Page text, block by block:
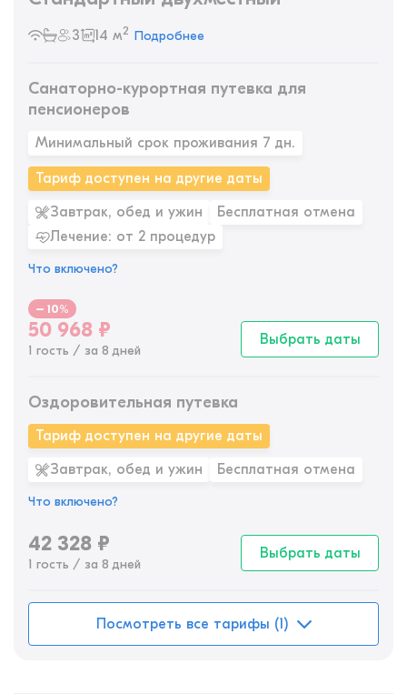
3 14 м2 Подробнее
Санаторно-курортная путевка для
пенсионеров
Минимальный срок проживания 7 дн.
Тариф доступен на другие даты
Завтрак, обед и ужин
Бесплатная отмена
Лечение: от 2 процедур
Что включено?
– 10%
50 968 ₽
1 гость / за 8 дней
Выбрать даты
Оздоровительная путевка
Тариф доступен на другие даты
Завтрак, обед и ужин Бесплатная отмена
Что включено?
42 328 ₽
1 гость / за 8 дней
Выбрать даты
Посмотреть все тарифы (1)